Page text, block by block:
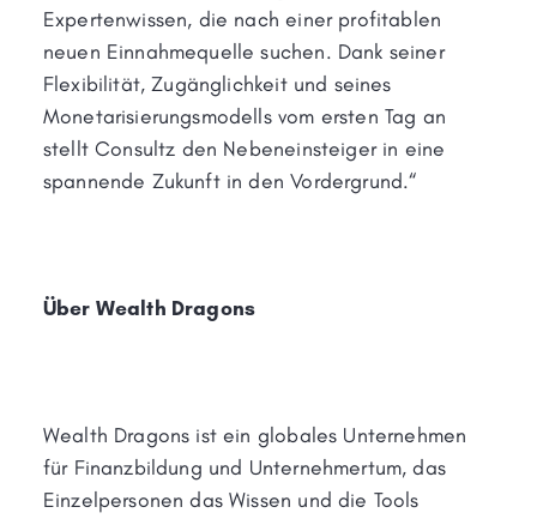
Expertenwissen, die nach einer profitablen
neuen Einnahmequelle suchen. Dank seiner
Flexibilität, Zugänglichkeit und seines
Monetarisierungsmodells vom ersten Tag an
stellt Consultz den Nebeneinsteiger in eine
spannende Zukunft in den Vordergrund.“
Über Wealth Dragons
Wealth Dragons ist ein globales Unternehmen
für Finanzbildung und Unternehmertum, das
Einzelpersonen das Wissen und die Tools